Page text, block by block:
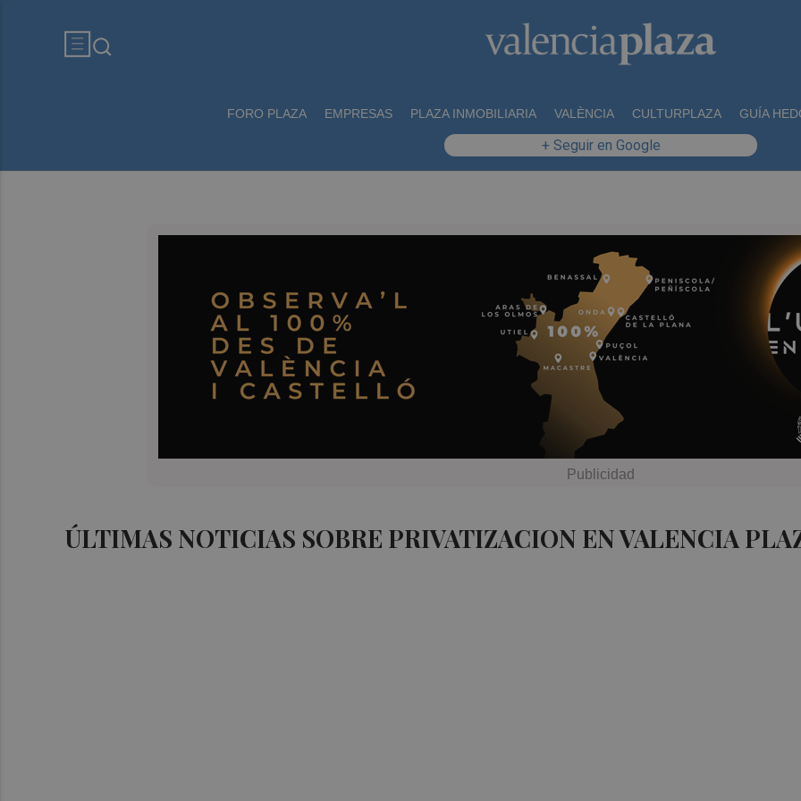
FORO PLAZA EMPRESAS PLAZA INMOBILIARIA VALÈNCIA CULTURPLAZA GUÍA
+ Seguir en Google
ÚLTIMAS NOTICIAS SOBRE PRIVATIZACION EN VALENCIA